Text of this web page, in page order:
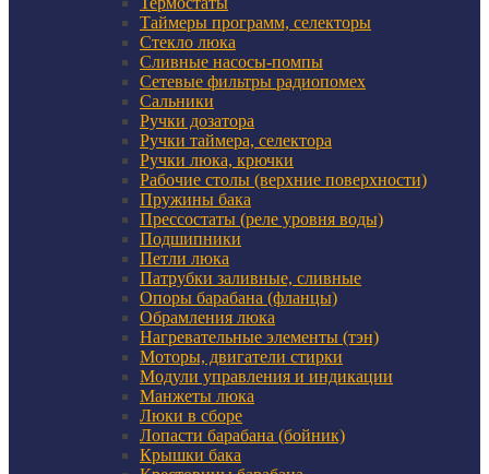
Таймеры программ, селекторы
Стекло люка
Сливные насосы-помпы
Сетевые фильтры радиопомех
Сальники
Ручки дозатора
Ручки таймера, селектора
Ручки люка, крючки
Рабочие столы (верхние поверхности)
Пружины бака
Прессостаты (реле уровня воды)
Подшипники
Петли люка
Патрубки заливные, сливные
Опоры барабана (фланцы)
Обрамления люка
Нагревательные элементы (тэн)
Моторы, двигатели стирки
Модули управления и индикации
Манжеты люка
Люки в сборе
Лопасти барабана (бойник)
Крышки бака